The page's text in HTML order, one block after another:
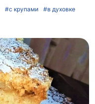
#с крупами
#в духовке